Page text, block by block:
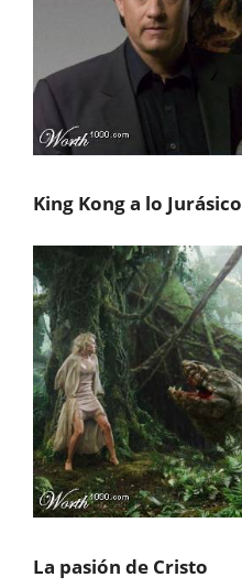
King Kong a lo Jurásico
La pasión de Cristo